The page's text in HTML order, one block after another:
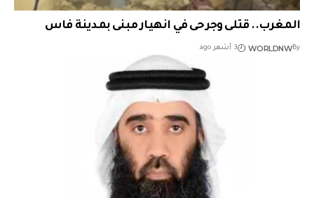
المغرب.. قتلى وجرحى في انهيار مبنى بمدينة فاس
By
WORLDNW 3 أشهر ago